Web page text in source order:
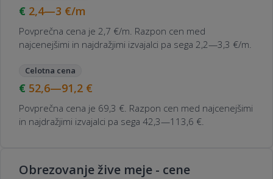
2,4—3 €/m
Povprečna cena je 2,7 €/m. Razpon cen med
najcenejšimi in najdražjimi izvajalci pa sega 2,2—3,3 €/m.
Celotna cena
52,6—91,2 €
Povprečna cena je 69,3 €. Razpon cen med najcenejšimi
in najdražjimi izvajalci pa sega 42,3—113,6 €.
Obrezovanje žive meje - cene